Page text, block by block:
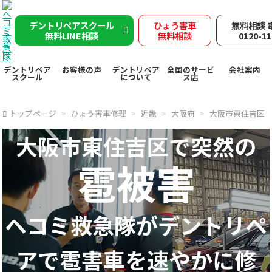
デントリペアスクール
無料LINE相談
ひょう害車
無料相談
無料相談
0120-
デントリペア
スクール
お客様の声 デントリペア
について
全国のサービ
ス店
会社案内
トップページ ひょう害車修理 近畿 大阪府 大阪市東住吉区
大阪市東住吉区で突然の
雹被害
ヘコミ救急隊がデントリペ
アで雹害車を速やかに修